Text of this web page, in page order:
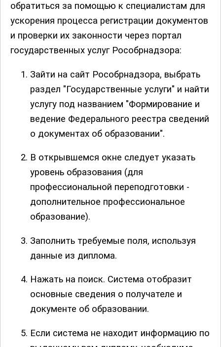
обратиться за помощью к специалистам для
ускорения процесса регистрации документов
и проверки их законности через портал
государственных услуг Рособрнадзора:
Зайти на сайт Рособрнадзора, выбрать
раздел "Государственные услуги" и найти
услугу под названием "Формирование и
ведение Федерального реестра сведений
о документах об образовании".
В открывшемся окне следует указать
уровень образования (для
профессиональной переподготовки -
дополнительное профессиональное
образование).
Заполнить требуемые поля, используя
данные из диплома.
Нажать на поиск. Система отобразит
основные сведения о получателе и
документе об образовании.
Если система не находит информацию по